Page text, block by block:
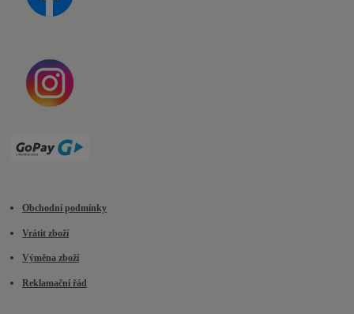
Obchodní podmínky
Vrátit zboží
Výměna zboží
Reklamační řád